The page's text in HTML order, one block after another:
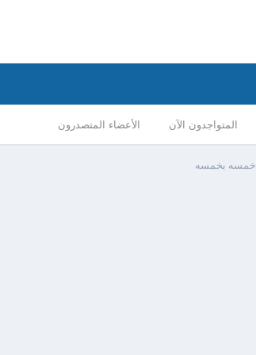
المتواجدون الآن الأعضاء المتصدرون
خمسه بخمسه